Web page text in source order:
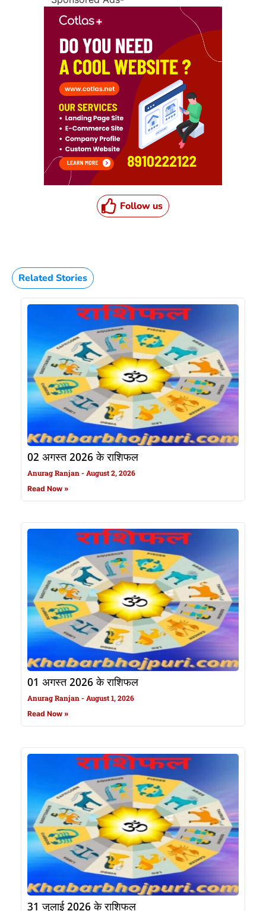
Follow us
Related Stories
02 अगस्त 2026 के राशिफल
Anurag Ranjan August 2, 2026
Read Now »
01 अगस्त 2026 के राशिफल
Anurag Ranjan August 1, 2026
Read Now »
31 जुलाई 2026 के राशिफल